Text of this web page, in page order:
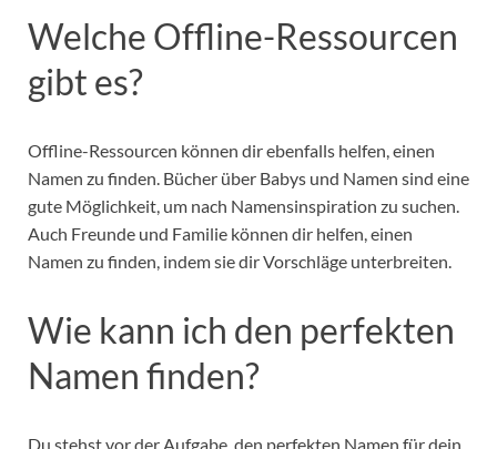
Welche Offline-Ressourcen
gibt es?
Offline-Ressourcen können dir ebenfalls helfen, einen
Namen zu finden. Bücher über Babys und Namen sind eine
gute Möglichkeit, um nach Namensinspiration zu suchen.
Auch Freunde und Familie können dir helfen, einen
Namen zu finden, indem sie dir Vorschläge unterbreiten.
Wie kann ich den perfekten
Namen finden?
Du stehst vor der Aufgabe, den perfekten Namen für dein